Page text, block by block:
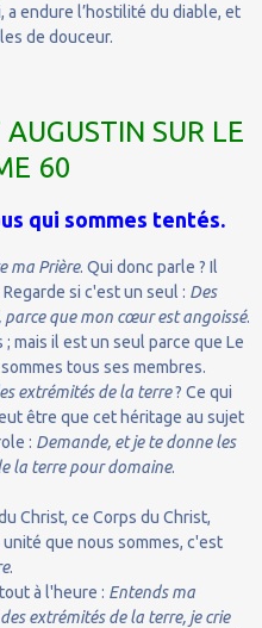
endure l’hostilité du diable, et
de douceur.
SUR LE
60
qui sommes tentés.
ma Prière. Qui donc parle ? Il
si c'est un seul : Des
parce que mon cœur est angoissé.
mais il est un seul parce que Le
tous ses membres.
extrémités de la terre? Ce qui
être que cet héritage au sujet
: Demande, et je te donne les
la terre pour domaine.
Christ, ce Corps du Christ,
que nous sommes, c'est
.
à l'heure : Entends ma
extrémités de la terre, je crie